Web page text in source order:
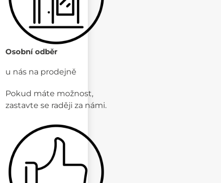
Osobní odběr
u nás na prodejně
Pokud máte možnost,
zastavte se raději za námi.